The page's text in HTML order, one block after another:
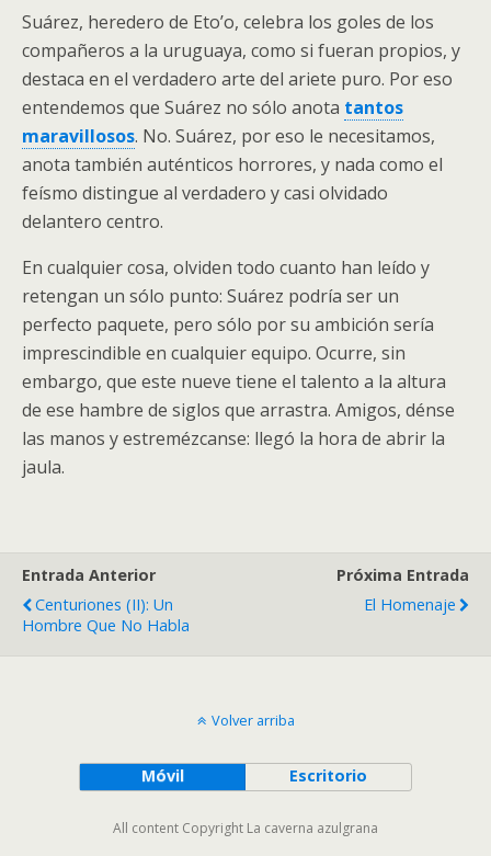
Suárez, heredero de Eto’o, celebra los goles de los
compañeros a la uruguaya, como si fueran propios, y
destaca en el verdadero arte del ariete puro. Por eso
entendemos que Suárez no sólo anota tantos
maravillosos. No. Suárez, por eso le necesitamos,
anota también auténticos horrores, y nada como el
feísmo distingue al verdadero y casi olvidado
delantero centro.
En cualquier cosa, olviden todo cuanto han leído y
retengan un sólo punto: Suárez podría ser un
perfecto paquete, pero sólo por su ambición sería
imprescindible en cualquier equipo. Ocurre, sin
embargo, que este nueve tiene el talento a la altura
de ese hambre de siglos que arrastra. Amigos, dénse
las manos y estremézcanse: llegó la hora de abrir la
jaula.
Entrada Anterior
Centuriones (II): Un
Hombre Que No Habla
Próxima Entrada
El Homenaje
Volver arriba
Móvil Escritorio
All content Copyright La caverna azulgrana